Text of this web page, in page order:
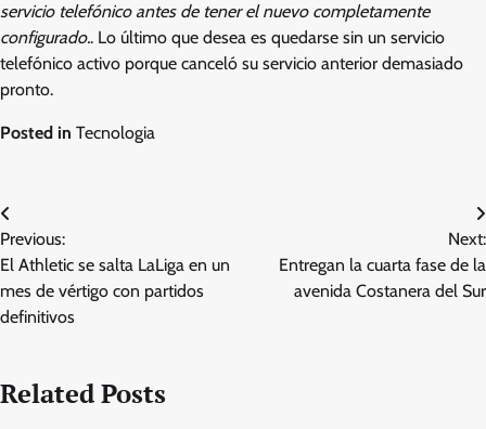
servicio telefónico antes de tener el nuevo completamente
configurado.. Lo último que desea es quedarse sin un servicio
telefónico activo porque canceló su servicio anterior demasiado
pronto.
Posted in Tecnologia
Post
navigation
Previous:
El Athletic se salta LaLiga en un
mes de vértigo con partidos
definitivos
Next:
Entregan la cuarta fase de la
avenida Costanera del Sur
Related Posts